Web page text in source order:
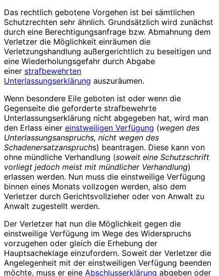
Das rechtlich gebotene Vorgehen ist bei sämtlichen
Schutzrechten sehr ähnlich. Grundsätzlich wird zunächst
durch eine Berechtigungsanfrage bzw. Abmahnung dem
Verletzer die Möglichkeit einräumen die
Verletzungshandlung außergerichtlich zu beseitigen und
eine Wiederholungsgefahr durch Abgabe
einer strafbewehrten
Unterlassungserklärung auszuräumen.
Wenn besondere Eile geboten ist oder wenn die
Gegenseite die geforderte strafbewehrte
Unterlassungserklärung nicht abgegeben hat, wird man
den Erlass einer einstweiligen Verfügung (wegen des
Unterlassungsanspruchs, nicht wegen des
Schadenersatzanspruchs) beantragen. Diese kann von
ohne mündliche Verhandlung (soweit eine Schutzschrift
vorliegt jedoch meist mit mündlicher Verhandlung)
erlassen werden. Nun muss die einstweilige Verfügung
binnen eines Monats vollzogen werden, also dem
Verletzer durch Gerichtsvollzieher oder von Anwalt zu
Anwalt zugestellt werden.
Der Verletzer hat nun die Möglichkeit gegen die
einstweilige Verfügung im Wege des Widerspruchs
vorzugehen oder gleich die Erhebung der
Hauptsacheklage einzufordern. Soweit der Verletzer die
Angelegenheit mit der einstweiligen Verfügung beenden
möchte, muss er eine Abschlusserklärung abgeben oder